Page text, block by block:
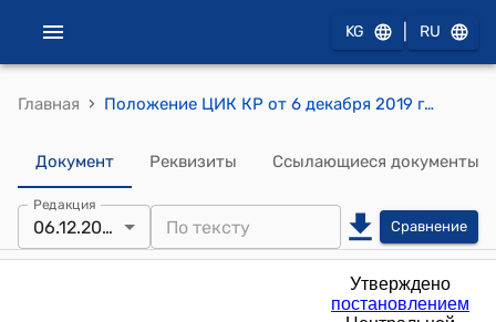
KG RU
Главная › Положение ЦИК КР от 6 декабря 2019 года № 176 "О порядке формирования, расформирования избирательных комиссий и формирования, ведения резерва избирательных комиссий"
Документ Реквизиты Ссылающиеся документы
Редакция
06.12.2019 Сравнение